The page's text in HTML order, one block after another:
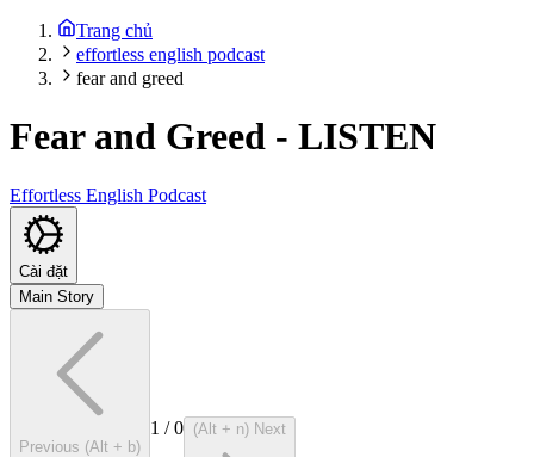
Trang chủ
effortless english podcast
fear and greed
Fear and Greed - LISTEN
Effortless English Podcast
Cài đặt
Main Story
Previous (Alt + b)
1 /0 (Alt + n) Next